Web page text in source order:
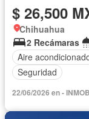
$ 26,500
Chihuahua
2 Recámaras
Aire
Seguridad
22/06/2026 en -